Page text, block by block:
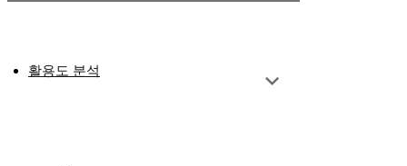
활용도 분석